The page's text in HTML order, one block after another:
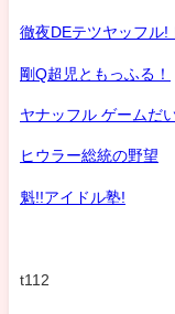
徹夜DEテツヤッフル!
剛Q超児ともっふる！
ヤナッフル ゲームだ
ヒウラー総統の野望
魁!!アイドル塾!
t112